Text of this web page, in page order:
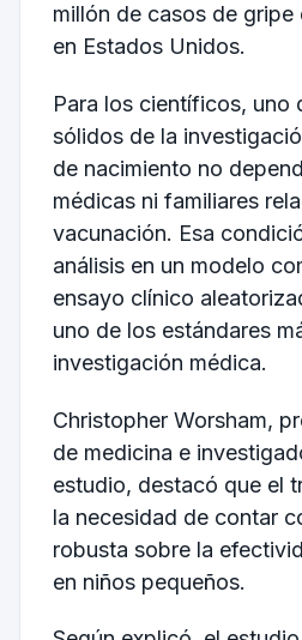
millón de casos de
en Estados Unidos.
Para los científicos, uno
sólidos de la
de nacimiento no
médicas ni familiares
vacunación. Esa
análisis en un modelo
ensayo clínico
uno de los estándares
investigación médica.
Christopher Worsham,
de medicina e
estudio, destacó que el
la necesidad de contar
robusta sobre la
en niños pequeños.